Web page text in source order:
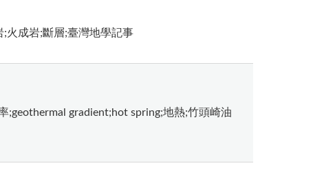
火成岩;斷層;臺灣地學記事
;geothermal gradient;hot spring;地熱;竹頭崎油